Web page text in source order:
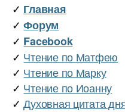
✓ Главная
✓Форум
✓ Facebook
✓ Чтение по Матфею
✓ Чтение по Марку
✓ Чтение по Иоанну
✓Духовная цитата